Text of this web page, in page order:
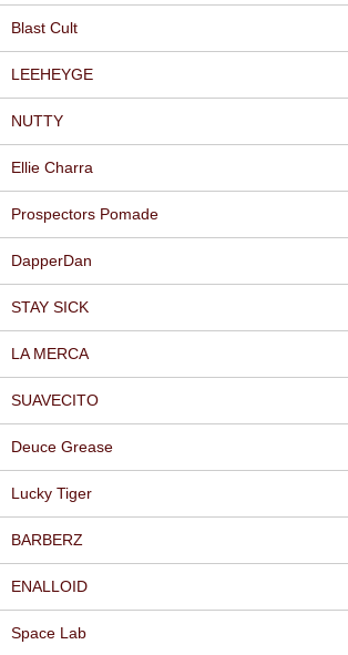
Blast Cult
LEEHEYGE
NUTTY
Ellie Charra
Prospectors Pomade
DapperDan
STAY SICK
LA MERCA
SUAVECITO
Deuce Grease
Lucky Tiger
BARBERZ
ENALLOID
Space Lab